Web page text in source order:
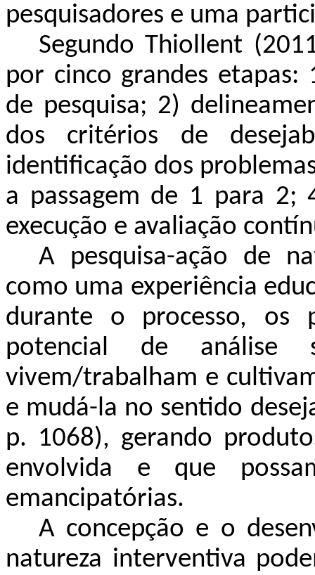
pesquisadores e uma
Segundo Thiollent
por cinco grandes
de pesquisa; 2)
dos critérios de
identificação dos
a passagem de 1 para 2;
execução e avaliação
A pesquisa-ação de
como uma experiência
durante o processo, os
potencial de
vivem/trabalham e
e mudá-la no sentido
p. 1068), gerando
envolvida e que
emancipatórias.
A concepção e o
natureza interventiva